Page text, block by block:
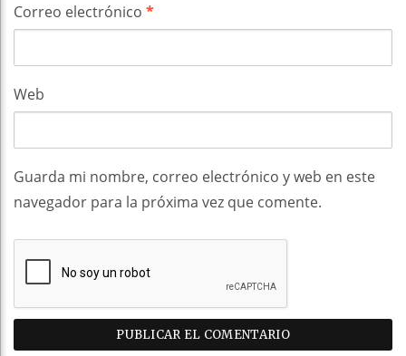
Correo electrónico *
Web
Guarda mi nombre, correo electrónico y web en este
navegador para la próxima vez que comente.